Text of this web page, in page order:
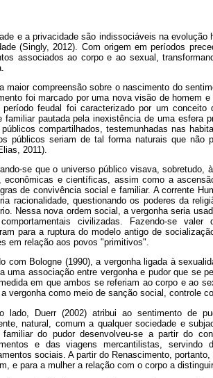
e a privacidade são indissociáveis na
(Singly, 2012). Com origem em períodos
associados ao corpo e ao sexual,
maior compreensão sobre o nascimento do
foi marcado por uma nova visão de homem
feudal foi caracterizado por um conceito
familiar pautada pela inexistência de uma esfera
compartilhados, testemunhadas nas
públicos seriam de tal forma naturais que não
2011).
se que o universo público visava,
econômicas e científicas, assim como a
de convivência social e familiar. A corrente
racionalidade, questionando os poderes da
Nessa nova ordem social, a vergonha seria
civilizadas. Fazendo-se
para a ruptura do modelo antigo de
em relação aos povos "primitivos".
com Bologne (1990), a vergonha ligada à
uma associação entre vergonha e pudor que se
em que ambos se referiam ao corpo e ao
vergonha como meio de sanção social, controle
lado, Duerr (2002) atribui ao sentimento de
natural, comum a qualquer sociedade e
do pudor desenvolveu-se a partir do
e das viagens mercantilistas,
sociais. A partir do Renascimento,
e para a mulher a relação com o corpo a